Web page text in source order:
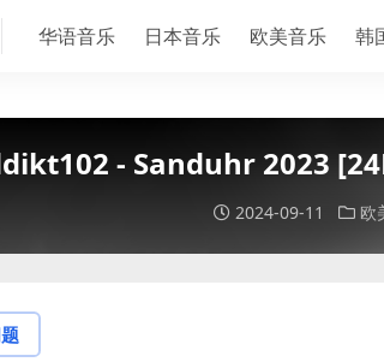
华语音乐 日本音乐 欧美音乐 韩
- Sanduhr 2023
2024-09-11 欧